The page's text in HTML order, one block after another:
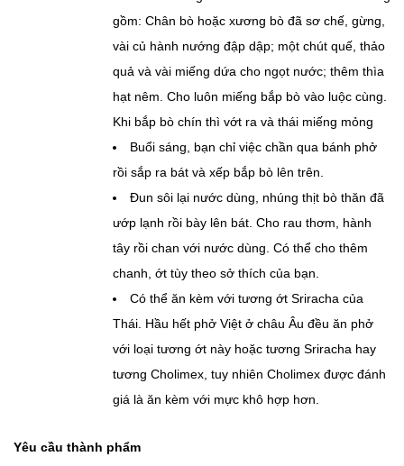
gồm: Chân bò hoặc xương bò đã sơ chế, gừng,
vài củ hành nướng đập dập; một chút quế, thảo
quả và vài miếng dứa cho ngọt nước; thêm thìa
hạt nêm. Cho luôn miếng bắp bò vào luộc cùng.
Khi bắp bò chín thì vớt ra và thái miếng mỏng
Buổi sáng, bạn chỉ việc chần qua bánh phở
rồi sắp ra bát và xếp bắp bò lên trên.
Đun sôi lại nước dùng, nhúng thịt bò thăn đã
ướp lạnh rồi bày lên bát. Cho rau thơm, hành
tây rồi chan với nước dùng. Có thể cho thêm
chanh, ớt tùy theo sở thích của bạn.
Có thể ăn kèm với tương ớt Sriracha của
Thái. Hầu hết phở Việt ở châu Âu đều ăn phở
với loại tương ớt này hoặc tương Sriracha hay
tương Cholimex, tuy nhiên Cholimex được đánh
giá là ăn kèm với mực khô hợp hơn.
Yêu cầu thành phẩm